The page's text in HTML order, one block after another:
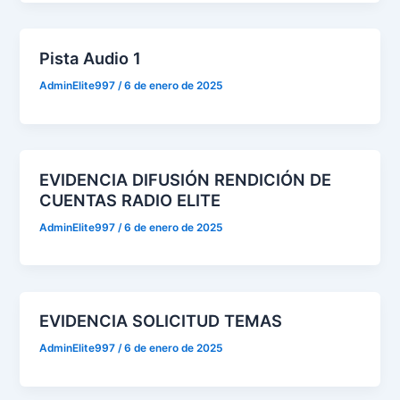
Pista Audio 1
AdminElite997/6 de enero de 2025
EVIDENCIA DIFUSIÓN RENDICIÓN DE
CUENTAS RADIO ELITE
AdminElite997 /6 de enero de 2025
EVIDENCIA SOLICITUD TEMAS
AdminElite997/6 de enero de 2025